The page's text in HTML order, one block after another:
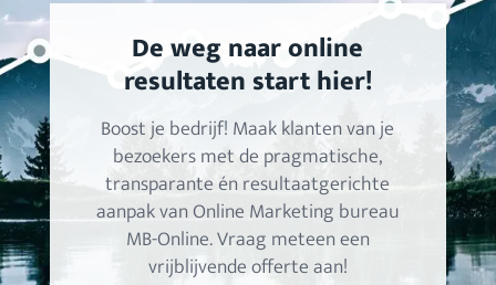
De weg naar online
resultaten start hier!
Boost je bedrijf! Maak klanten van je
bezoekers met de pragmatische,
transparante én resultaatgerichte
aanpak van Online Marketing bureau
MB-Online. Vraag meteen een
vrijblijvende offerte aan!